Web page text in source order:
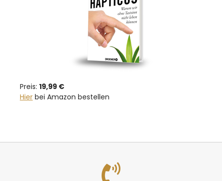
Preis: 19,99 €
Hier bei Amazon bestellen